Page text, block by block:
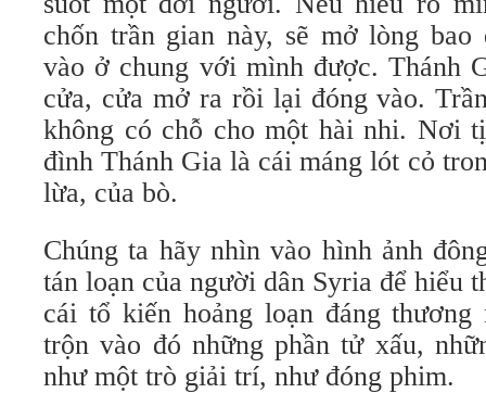
chốn trần gian này, sẽ mở lòng
vào ở chung với mình được. Thánh
cửa, cửa mở ra rồi lại đóng vào.
không có chỗ cho một hài nhi. Nơi
đình Thánh Gia là cái máng lót cỏ
lừa, của bò.
Chúng ta hãy nhìn vào hình ảnh
tán loạn của người dân Syria để hiểu
cái tổ kiến hoảng loạn đáng
trộn vào đó những phần tử xấu,
như một trò giải trí, như đóng phim.